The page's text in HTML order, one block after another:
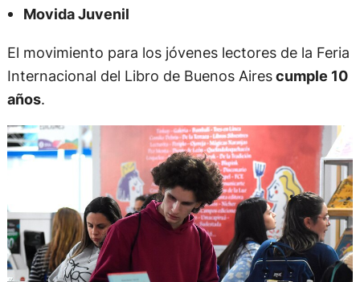
Movida Juvenil
El movimiento para los jóvenes lectores de la Feria
Internacional del Libro de Buenos Airescumple 10
años.